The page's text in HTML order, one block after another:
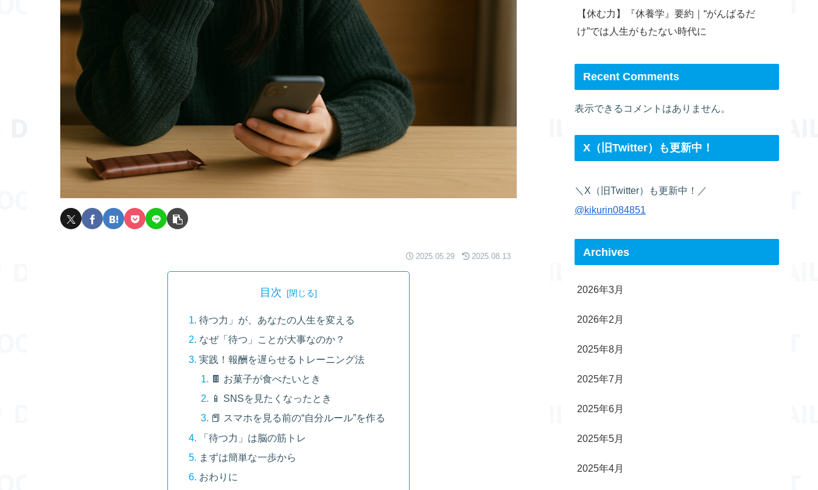
2025.05.29 2025.08.13
目次
待つ力」が、あなたの人生を変える
なぜ「待つ」ことが大事なのか？
実践！報酬を遅らせるトレーニング法
🍫 お菓子が食べたいとき
📱 SNSを見たくなったとき
📕 スマホを見る前の“自分ルール”を作る
「待つ力」は脳の筋トレ
まずは簡単な一歩から
おわりに
【休む力】『休養学』要約｜“がんばるだ
け”では人生がもたない時代に
Recent Comments
表示できるコメントはありません。
X（旧Twitter）も更新中！
＼X（旧Twitter）も更新中！／
@kikurin084851
Archives
2026年3月
2026年2月
2025年8月
2025年7月
2025年6月
2025年5月
2025年4月